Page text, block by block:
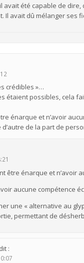
avait été capable de dire,
Il avait dû mélanger ses
crédibles »…
étaient possibles, cela
énarque et n’avoir
d’autre de la part de
être énarque et n’avoir
aucune compétence
une « alternative au
permettant de
dit :